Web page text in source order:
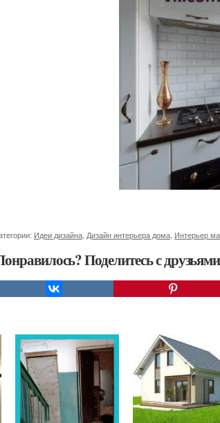
Идеи дизайна Дизайн интерьера дома Интерьер
Поделитесь с